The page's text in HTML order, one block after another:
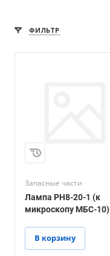
ФИЛЬТР
Запасные части
Лампа РН8-20-1 (к
микроскопу МБС-10)
В корзину